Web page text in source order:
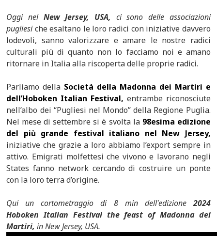
Oggi nel New Jersey, USA, ci sono delle associazioni
pugliesiche esaltano le loro radici con iniziative davvero
lodevoli, sanno valorizzare e amare le nostre radici
culturali più di quanto non lo facciamo noi e amano
ritornare in Italia alla riscoperta delle proprie radici.
Parliamo della Società della Madonna dei Martiri e
dell’Hoboken Italian Festival, entrambe riconosciute
nell’albo dei “Pugliesi nel Mondo” della Regione Puglia.
Nel mese di settembre si è svolta la 98esima edizione
del più grande festival italiano nel New Jersey,
iniziative che grazie a loro abbiamo l’export sempre in
attivo. Emigrati molfettesi che vivono e lavorano negli
States fanno network cercando di costruire un ponte
con la loro terra d’origine.
Qui un cortometraggio di 8 min dell'edizione2024
Hoboken Italian Festival the feast of Madonna dei
Martiri, in New Jersey, USA.